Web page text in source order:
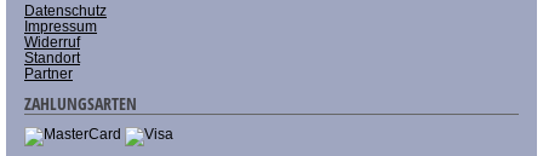
Datenschutz
Impressum
Widerruf
Standort
Partner
ZAHLUNGSARTEN